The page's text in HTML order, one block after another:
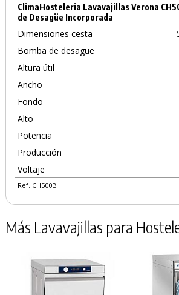
ClimaHosteleria Lavavajillas Verona
de Desagüe Incorporada
Dimensiones cesta
Bomba de desagüe
Altura útil
Ancho
Fondo
Alto
Potencia
Producción
Voltaje
Ref. CH500B
Más Lavavajillas para